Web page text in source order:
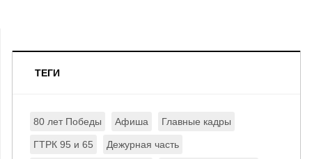
ТЕГИ
80 лет Победы Афиша Главные кадры
ГТРК 95 и 65 Дежурная часть